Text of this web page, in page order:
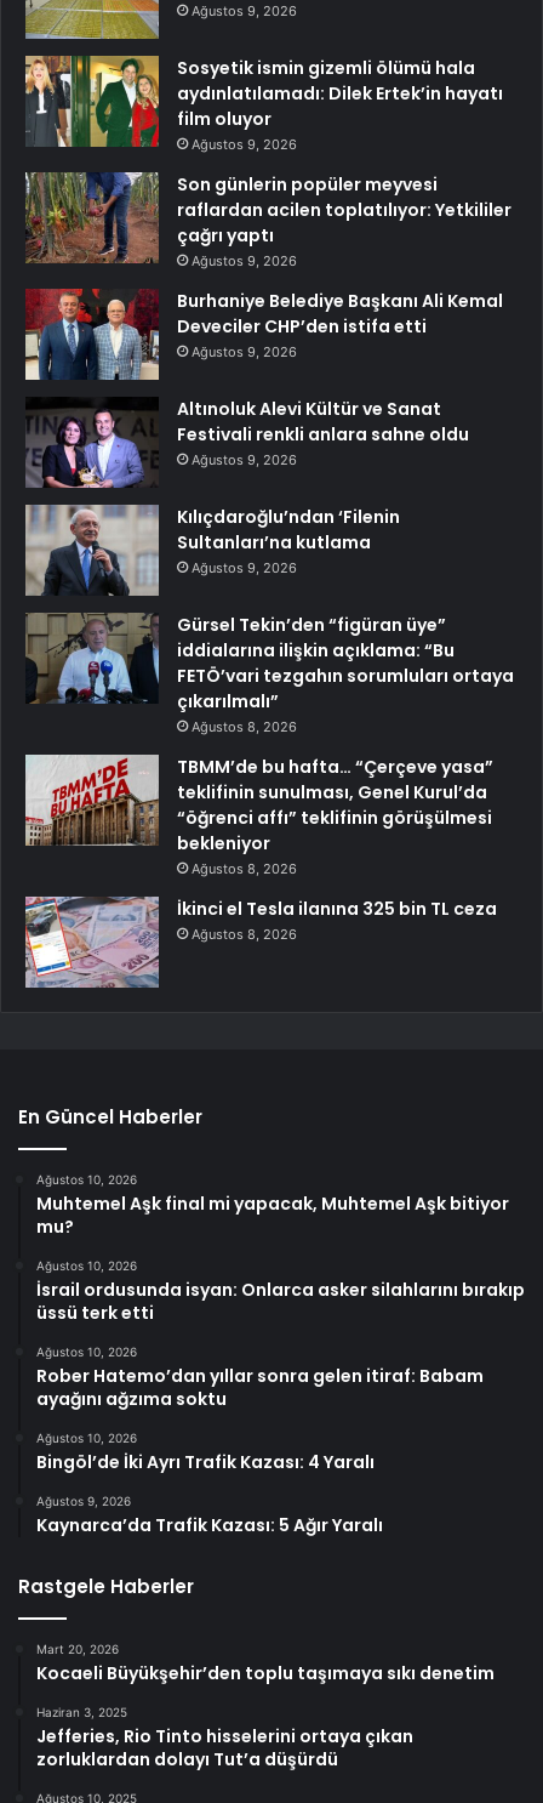
Ağustos 9, 2026
Sosyetik ismin gizemli ölümü hala
aydınlatılamadı: Dilek Ertek’in hayatı
film oluyor
Ağustos 9, 2026
Son günlerin popüler meyvesi
raflardan acilen toplatılıyor: Yetkililer
çağrı yaptı
Ağustos 9, 2026
Burhaniye Belediye Başkanı Ali Kemal
Deveciler CHP’den istifa etti
Ağustos 9, 2026
Altınoluk Alevi Kültür ve Sanat
Festivali renkli anlara sahne oldu
Ağustos 9, 2026
Kılıçdaroğlu’ndan ‘Filenin
Sultanları’na kutlama
Ağustos 9, 2026
Gürsel Tekin’den “figüran üye”
iddialarına ilişkin açıklama: “Bu
FETÖ’vari tezgahın sorumluları ortaya
çıkarılmalı”
Ağustos 8, 2026
TBMM’de bu hafta… “Çerçeve yasa”
teklifinin sunulması, Genel Kurul’da
“öğrenci affı” teklifinin görüşülmesi
bekleniyor
Ağustos 8, 2026
İkinci el Tesla ilanına 325 bin TL ceza
Ağustos 8, 2026
En Güncel Haberler
Ağustos 10, 2026
Muhtemel Aşk final mi yapacak, Muhtemel Aşk bitiyor
mu?
Ağustos 10, 2026
İsrail ordusunda isyan: Onlarca asker silahlarını bırakıp
üssü terk etti
Ağustos 10, 2026
Rober Hatemo’dan yıllar sonra gelen itiraf: Babam
ayağını ağzıma soktu
Ağustos 10, 2026
Bingöl’de İki Ayrı Trafik Kazası: 4 Yaralı
Ağustos 9, 2026
Kaynarca’da Trafik Kazası: 5 Ağır Yaralı
Rastgele Haberler
Mart 20, 2026
Kocaeli Büyükşehir’den toplu taşımaya sıkı denetim
Haziran 3, 2025
Jefferies, Rio Tinto hisselerini ortaya çıkan
zorluklardan dolayı Tut’a düşürdü
Ağustos 10, 2025